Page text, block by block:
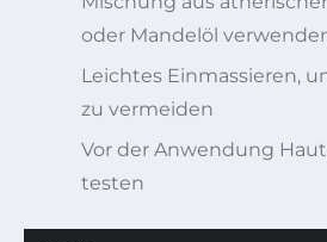
oder Mandelöl
Leichtes Einmassieren,
zu vermeiden
Vor der Anwendung
testen